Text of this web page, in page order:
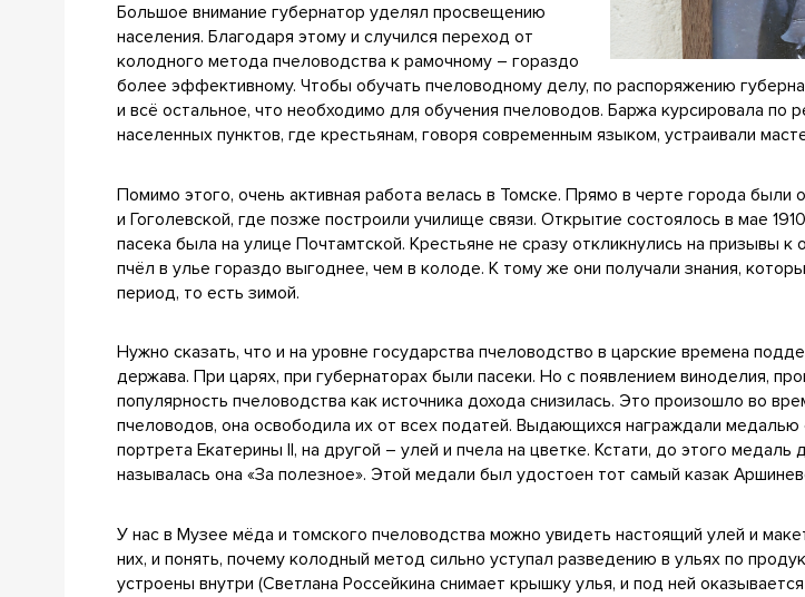
Большое внимание губернатор уделял просвещению
населения. Благодаря этому и случился переход от
колодного метода пчеловодства к рамочному – гораздо
более эффективному. Чтобы обучать пчеловодному делу, по распоряжению
и всё остальное, что необходимо для обучения пчеловодов. Баржа курсировала по
населенных пунктов, где крестьянам, говоря современным языком, устраивали
Помимо этого, очень активная работа велась в Томске. Прямо в черте города были
и Гоголевской, где позже построили училище связи. Открытие состоялось в мае
пасека была на улице Почтамтской. Крестьяне не сразу откликнулись на призывы
пчёл в улье гораздо выгоднее, чем в колоде. К тому же они получали знания,
период, то есть зимой.
Нужно сказать, что и на уровне государства пчеловодство в царские времена
держава. При царях, при губернаторах были пасеки. Но с появлением виноделия,
популярность пчеловодства как источника дохода снизилась. Это произошло во
пчеловодов, она освободила их от всех податей. Выдающихся награждали
портрета Екатерины II, на другой – улей и пчела на цветке. Кстати, до этого
называлась она «За полезное». Этой медали был удостоен тот самый казак
У нас в Музее мёда и томского пчеловодства можно увидеть настоящий улей и
них, и понять, почему колодный метод сильно уступал разведению в ульях по
устроены внутри (Светлана Россейкина снимает крышку улья, и под ней